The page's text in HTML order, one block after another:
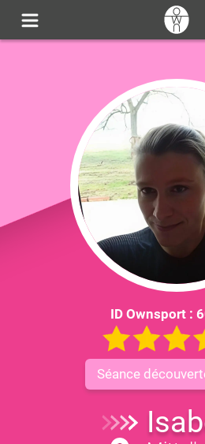
ID Ownsport :
Séance